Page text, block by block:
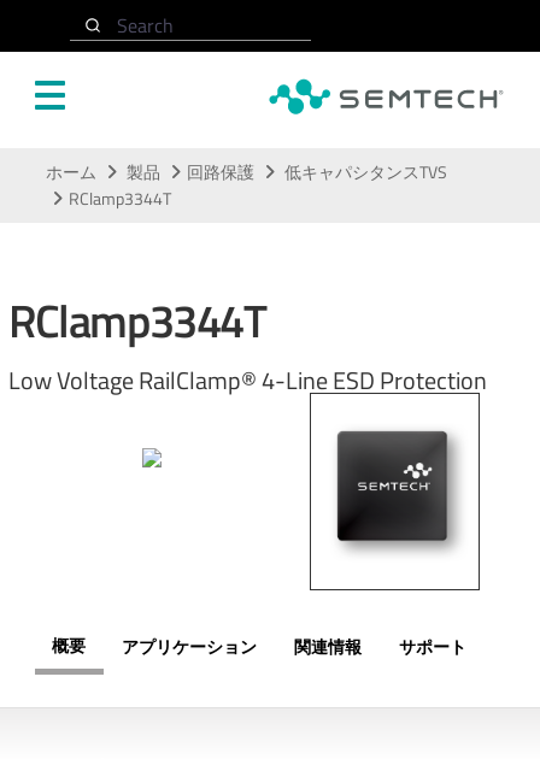
Search
ホーム 製品 回路保護
低キャパシタンスTVS
RClamp3344T
RClamp3344T
Low Voltage RailClamp® 4-Line ESD Protection
概要 アプリケーション 関連情報 サポート